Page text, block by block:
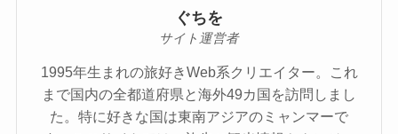
ぐちを
サイト運営者
1995年生まれの旅好きWeb系クリエイター。これ
まで国内の全都道府県と海外49カ国を訪問しまし
た。特に好きな国は東南アジアのミャンマーで